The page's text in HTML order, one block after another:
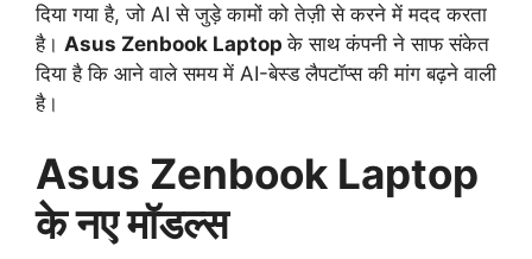
दिया गया है, जो AI से जुड़े कामों को तेज़ी से करने में मदद करता
है। Asus Zenbook Laptopके साथ कंपनी ने साफ संकेत
दिया है कि आने वाले समय में AI-बेस्ड लैपटॉप्स की मांग बढ़ने वाली
है।
Asus Zenbook Laptop
के नए मॉडल्स